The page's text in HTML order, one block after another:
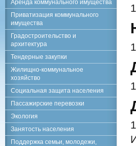
Аренда коммунального имущества
Приватизация коммунального
имущества
Градостроительство и
архитектура
Тендерные закупки
Жилищно-коммунальное
хозяйство
Социальная защита населения
Пассажирские перевозки
Экология
Занятость населения
Поддержка семьи, молодежи,